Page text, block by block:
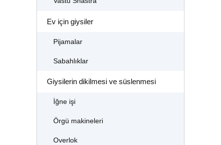
Ev için giysiler
Pijamalar
Sabahlıklar
Giysilerin dikilmesi ve süslenmesi
İğne işi
Örgü makineleri
Overlok